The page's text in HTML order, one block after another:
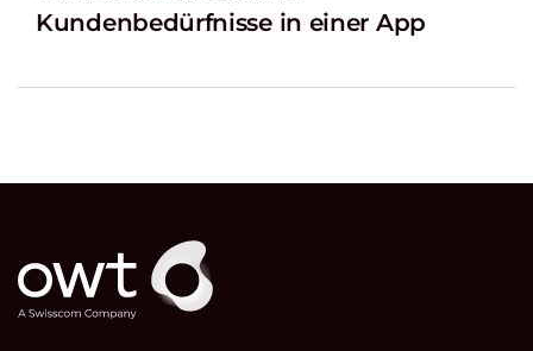
Kundenbedürfnisse in einer App